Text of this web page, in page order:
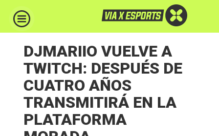
DJMARIIO VUELVE A
TWITCH: DESPUÉS DE
CUATRO AÑOS
TRANSMITIRÁ EN LA
PLATAFORMA